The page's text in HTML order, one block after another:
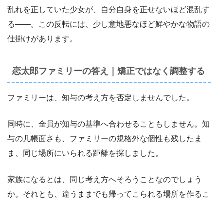
乱れを正していた少女が、自分自身を正せないほど混乱す
る――。この反転には、少し意地悪なほど鮮やかな物語の
仕掛けがあります。
恋太郎ファミリーの答え｜矯正ではなく調整する
ファミリーは、知与の考え方を否定しませんでした。
同時に、全員が知与の基準へ合わせることもしません。知
与の几帳面さも、ファミリーの規格外な個性も残したま
ま、同じ場所にいられる距離を探しました。
家族になるとは、同じ考え方へそろうことなのでしょう
か。それとも、違うままでも帰ってこられる場所を作るこ